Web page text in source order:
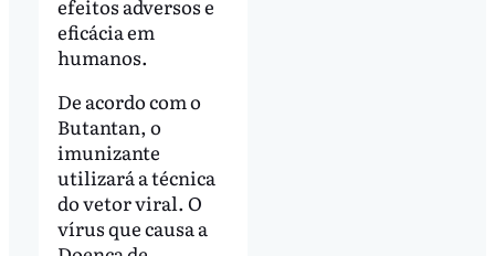
efeitos adversos e
eficácia em
humanos.
De acordo com o
Butantan, o
imunizante
utilizará a técnica
do vetor viral. O
vírus que causa a